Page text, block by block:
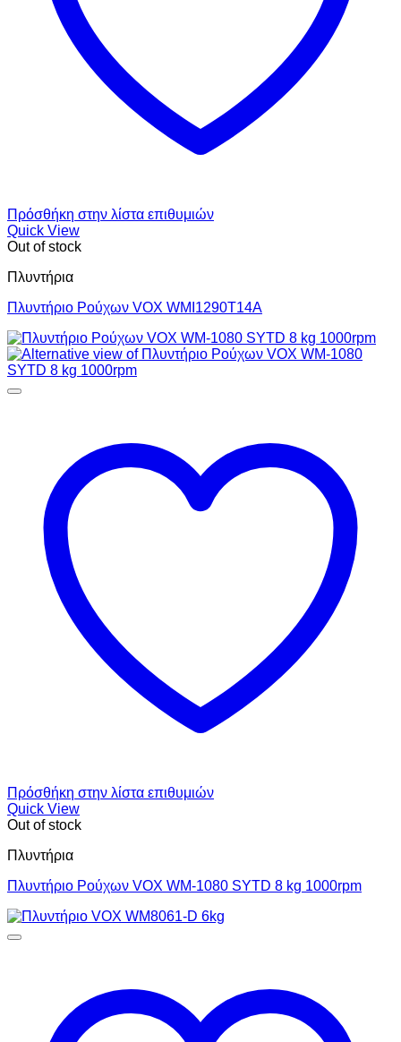
Πρόσθήκη στην λίστα επιθυμιών
Quick View
Out of stock
Πλυντήρια
Πλυντήριο Ρούχων VOX WMI1290T14A
Πρόσθήκη στην λίστα επιθυμιών
Quick View
Out of stock
Πλυντήρια
Πλυντήριο Ρούχων VOX WM-1080 SYTD 8 kg 1000rpm